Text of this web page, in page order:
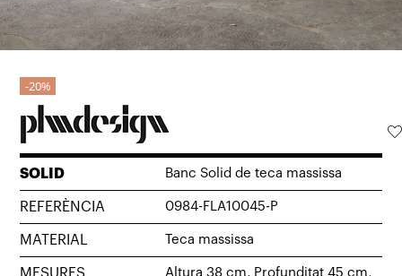
20%
SOLID Banc Solid de teca massissa
REFERÈNCIA 0984-FLA10045-P
MATERIAL Teca massissa
MESURES
Altura 38 cm, Profunditat 45 cm,